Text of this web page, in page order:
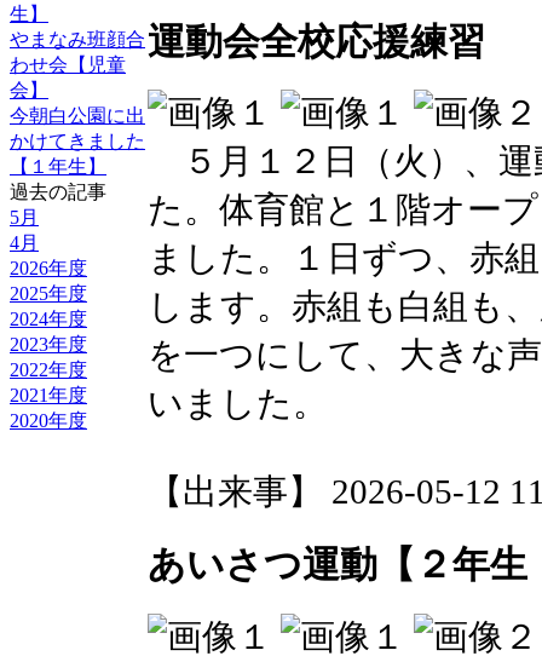
生】
やまなみ班顔合
わせ会【児童
会】
今朝白公園に出
かけてきました
【１年生】
過去の記事
5月
4月
2026年度
2025年度
2024年度
2023年度
2022年度
2021年度
2020年度
運動会全校応援練習
５月１２日（火）、
た。体育館と１階オー
ました。１日ずつ、赤
します。赤組も白組も
を一つにして、大きな
いました。
【出来事】 2026-05-12
あいさつ運動【２年生